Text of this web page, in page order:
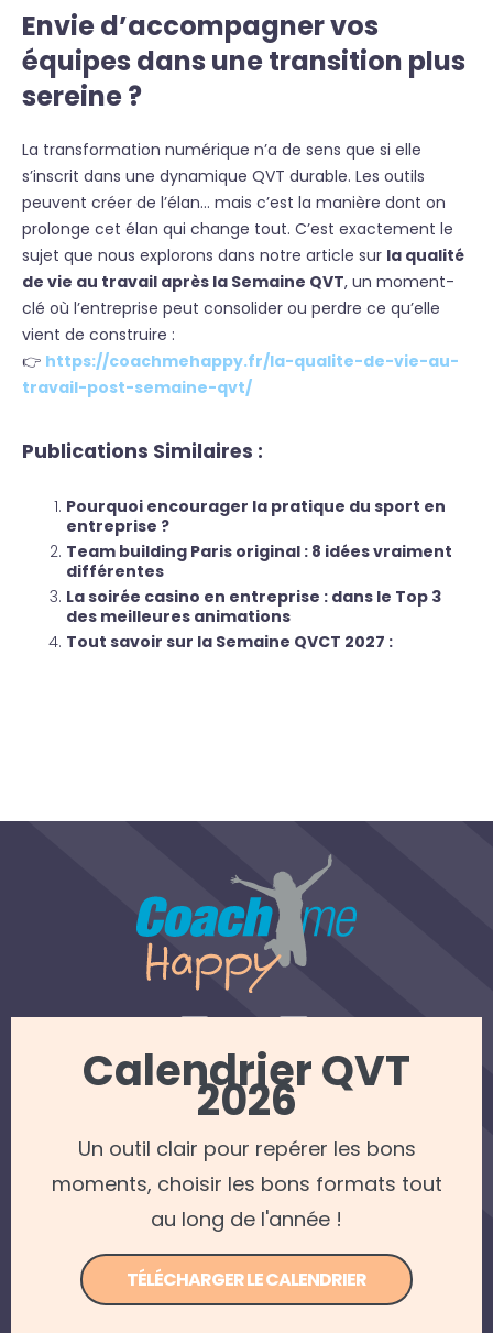
Envie d’accompagner vos
équipes dans une transition plus
sereine ?
La transformation numérique n’a de sens que si elle
s’inscrit dans une dynamique QVT durable. Les outils
peuvent créer de l’élan… mais c’est la manière dont on
prolonge cet élan qui change tout. C’est exactement le
sujet que nous explorons dans notre article sur la qualité
de vie au travail après la Semaine QVT, un moment-
clé où l’entreprise peut consolider ou perdre ce qu’elle
vient de construire :
👉 https://coachmehappy.fr/la-qualite-de-vie-au-
travail-post-semaine-qvt/
Publications Similaires :
Pourquoi encourager la pratique du sport en
entreprise ?
Team building Paris original : 8 idées vraiment
différentes
La soirée casino en entreprise : dans le Top 3
des meilleures animations
Tout savoir sur la Semaine QVCT 2027 :
Calendrier QVT
2026
Un outil clair pour repérer les bons
moments, choisir les bons formats tout
au long de l'année !
TÉLÉCHARGER LE CALENDRIER
REJOINDRE NOTRE NEWSLETTER
Mentions légales — Politique de confidentialité
© 2022 Coach me Happy — Tous droits réservés —
Apollo Studio - Agence web Caen